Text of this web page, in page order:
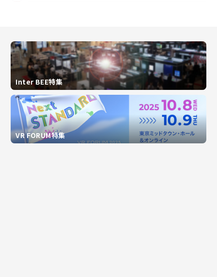
Inter BEE特集
VR FORUM特集